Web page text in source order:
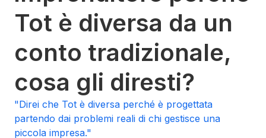
Tot è diversa da un
conto tradizionale,
cosa gli diresti?
"Direi che Tot è diversa perché è progettata
partendo dai problemi reali di chi gestisce una
piccola impresa."